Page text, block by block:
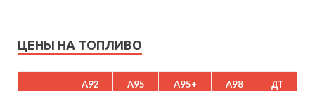
ЦЕНЫ НА ТОПЛИВО
A92 A95 A95+ A98 ДТ